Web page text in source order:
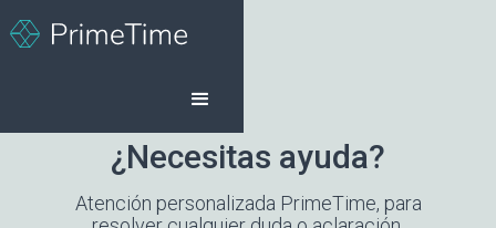
¿Necesitas ayuda?
Atención personalizada PrimeTime, para